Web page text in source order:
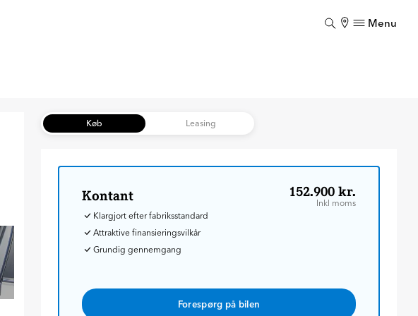
Menu
Køb Leasing
Kontant 152.900 kr.
Inkl moms
Klargjort efter fabriksstandard
Attraktive finansieringsvilkår
Grundig gennemgang
Forespørg på bilen
Luk